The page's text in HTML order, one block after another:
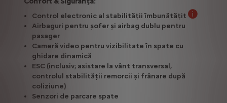
Control electronic al stabilității îmbunătățit
Airbaguri pentru șofer și airbag dublu pentru
pasager
Cameră video pentru vizibilitate în spate cu
ghidare dinamică
ESC (inclusiv; asistare la vânt transversal,
controlul stabilității remorcii și frânare după
coliziune)
Senzori de parcare spate